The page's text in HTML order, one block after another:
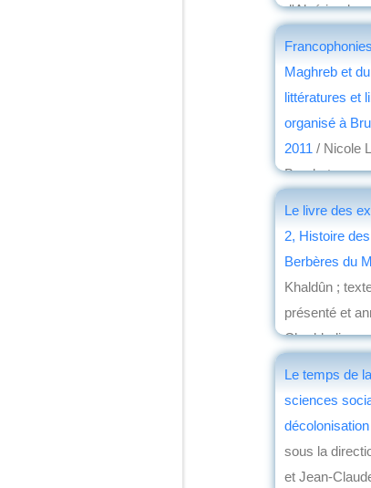
d'Algérie, des
Maghreb et
littératures et
organisé à
2011 / Nicole
Boudart
Le livre des
2, Histoire
Berbères du
Khaldûn ;
présenté et
Cheddadi
Le temps de
sciences
sous la
et Jean-